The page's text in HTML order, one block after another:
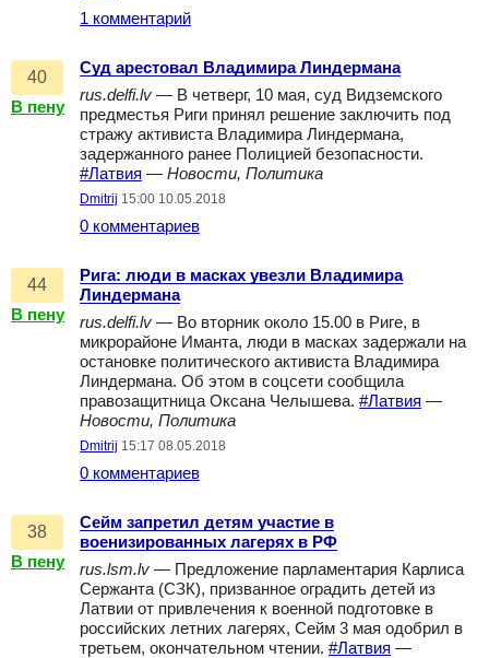
1 комментарий
40
В пену
Суд арестовал Владимира Линдермана
rus.delfi.lv — В четверг, 10 мая, суд Видземского
предместья Риги принял решение заключить под
стражу активиста Владимира Линдермана,
задержанного ранее Полицией безопасности.
#Латвия — Новости, Политика
Dmitrij 15:00 10.05.2018
0 комментариев
44
В пену
Рига: люди в масках увезли Владимира
Линдермана
rus.delfi.lv — Во вторник около 15.00 в Риге, в
микрорайоне Иманта, люди в масках задержали на
остановке политического активиста Владимира
Линдермана. Об этом в соцсети сообщила
правозащитница Оксана Челышева. #Латвия —
Новости, Политика
Dmitrij 15:17 08.05.2018
0 комментариев
38
В пену
Сейм запретил детям участие в
военизированных лагерях в РФ
rus.lsm.lv — Предложение парламентария Карлиса
Сержанта (СЗК), призванное оградить детей из
Латвии от привлечения к военной подготовке в
российских летних лагерях, Сейм 3 мая одобрил в
третьем, окончательном чтении. #Латвия —